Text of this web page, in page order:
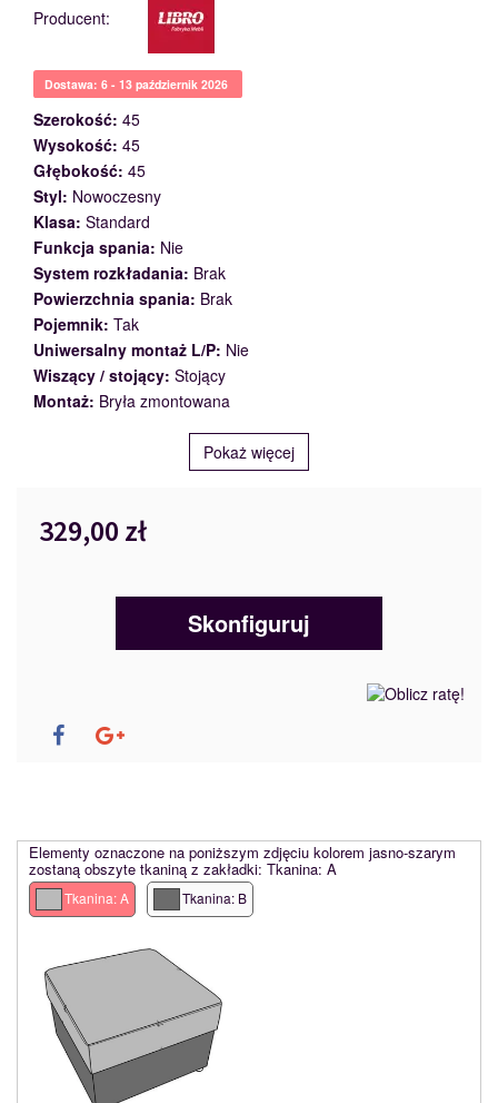
Producent:
Dostawa: 6 - 13 październik 2026
Szerokość: 45
Wysokość: 45
Głębokość: 45
Styl: Nowoczesny
Klasa: Standard
Funkcja spania: Nie
System rozkładania: Brak
Powierzchnia spania: Brak
Pojemnik: Tak
Uniwersalny montaż L/P: Nie
Wiszący / stojący: Stojący
Montaż: Bryła zmontowana
Pokaż więcej
329,00 zł
Skonfiguruj
Elementy oznaczone na poniższym zdjęciu kolorem jasno-szarym
zostaną obszyte tkaniną z zakładki: Tkanina: A
Tkanina: A Tkanina: B